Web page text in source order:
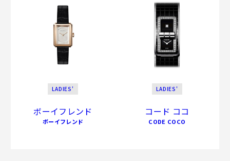
LADIES'
ボーイフレンド
ボーイフレンド
LADIES'
コード ココ
CODE COCO